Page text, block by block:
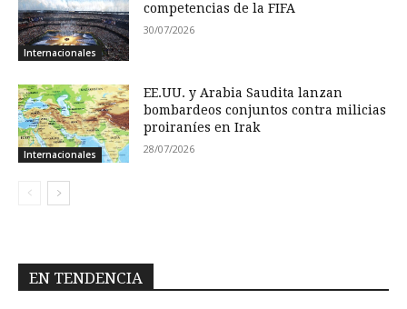
Internacionales
competencias de la FIFA
30/07/2026
Internacionales
EE.UU. y Arabia Saudita lanzan
bombardeos conjuntos contra milicias
proiraníes en Irak
28/07/2026
EN TENDENCIA